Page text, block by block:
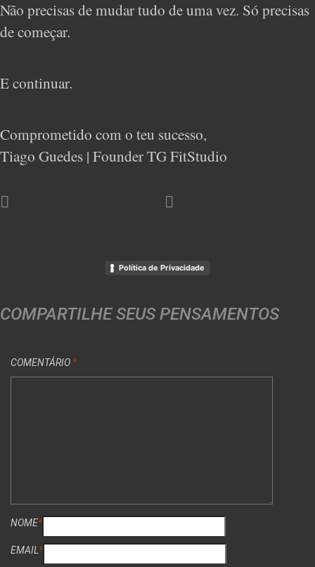
Não precisas de mudar tudo de uma vez. Só precisas
de começar.
E continuar.
Comprometido com o teu sucesso,
Tiago Guedes | Founder TG FitStudio
Política de Privacidade
COMPARTILHE SEUS PENSAMENTOS
COMENTÁRIO *
NOME*
EMAIL *